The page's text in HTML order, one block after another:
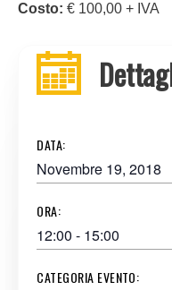
Costo: € 100,00 + IVA
DATA:
Novembre 19, 2018
ORA:
12:00 - 15:00
CATEGORIA EVENTO: